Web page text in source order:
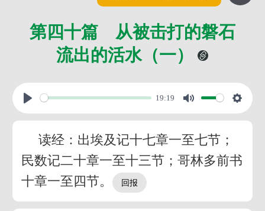
第四十篇 从被击打的磐石
流出的活水（一）
19:19
读经：出埃及记十七章一至七节；
民数记二十章一至十三节；哥林多前书
十章一至四节。